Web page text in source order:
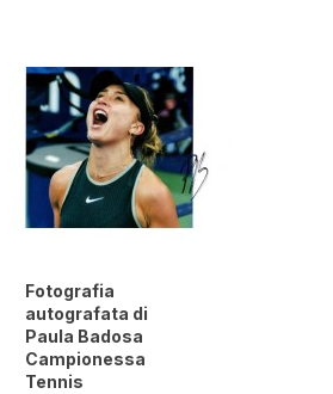
Fotografia
autografata di
Paula Badosa
Campionessa
Tennis